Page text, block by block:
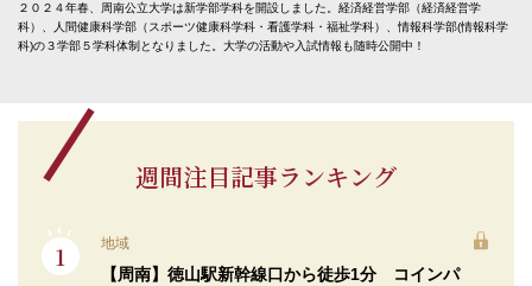
２０２４年春、周南公立大学は新学部学科を開設しました。経済経営学部（経済経営学
科）、人間健康科学部（スポーツ健康科学科・看護学科・福祉学科）、情報科学部(情報科学
科)の３学部５学科体制となりました。大学の活動や入試情報も随時公開中！
週間注目記事ランキング
地域
【周南】徳山駅新幹線口から徒歩1分 コインパ